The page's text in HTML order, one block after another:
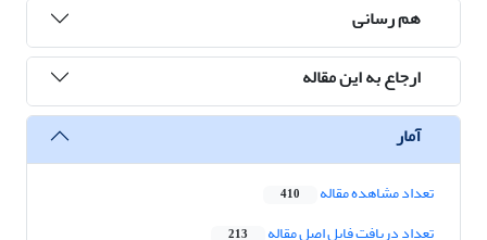
هم رسانی
ارجاع به این مقاله
آمار
تعداد مشاهده مقاله 410
تعداد دریافت فایل اصل مقاله 213